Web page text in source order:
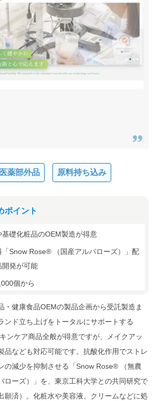
医薬部外品 原料持ち込み
ポイント
基礎化粧品のOEM製造が得意
「Snow Rose® （国産アルバローズ）」配
開発が可能
個から
・健康食品OEMの製品企画から受託製造ま
ンド立ち上げをトータルにサポートする
ンケア商品全般が得意ですが、メイクアッ
品なども対応可能です。抗酸化作用でストレ
の減少を抑制させる「Snow Rose® （無農
ローズ）」を、東京工科大学との共同研究で
願済）。化粧水や美容液、クリームなどに処